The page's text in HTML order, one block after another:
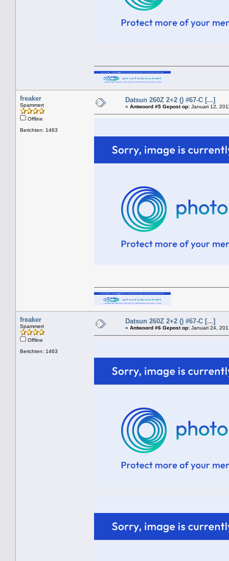
freaker
Spammert
Offline
Berichten: 1463
Datsun 260Z 2+2 () #67-C [...]
« Antwoord #5 Gepost op: Januari 12,
freaker
Spammert
Offline
Berichten: 1463
Datsun 260Z 2+2 () #67-C [...]
« Antwoord #6 Gepost op: Januari 24,